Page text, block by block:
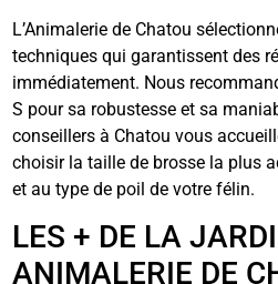
L’Animalerie de Chatou
techniques qui garantissent des
immédiatement. Nous
S pour sa robustesse et sa
conseillers à Chatou vous
choisir la taille de brosse la plus
et au type de poil de votre félin.
LES + DE LA
ANIMALERIE DE